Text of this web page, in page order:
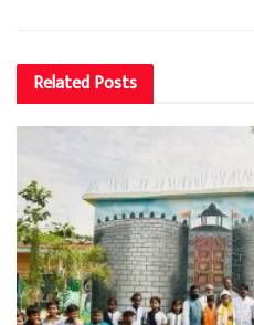
RelatedPosts